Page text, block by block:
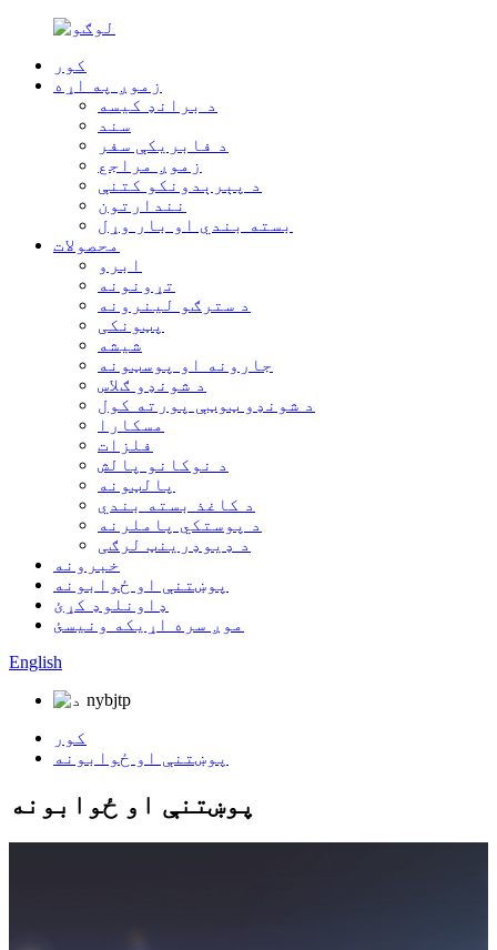
کور
زموږ په اړه
د برانډ کیسه
سند
د فابریکې سفر
زموږ مراجع
د پېرېدونکو کتنې
نندارتون
بسته بندي او بار وړل
محصولات
ابرو
تړونونه
د سترګو لینرونه
پټونکی
شیشه
جارونه او پوسټونه
د شونډو ګلاس
د شونډو ټوټې پورته کول
مسکارا
فلزات
د نوکانو پالش
پالټونه
د کاغذ بسته بندي
د پوستکي پاملرنه
د ډیوډرینټ لرګی
خبرونه
پوښتنې او ځوابونه
ډاونلوډ کړئ
موږ سره اړیکه ونیسئ
English
کور
پوښتنې او ځوابونه
پوښتنې او ځوابونه